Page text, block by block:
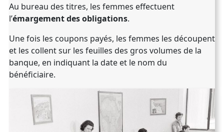
Au bureau des titres, les femmes effectuent
l’émargement des obligations.
Une fois les coupons payés, les femmes les découpent
et les collent sur les feuilles des gros volumes de la
banque, en indiquant la date et le nom du
bénéficiaire.